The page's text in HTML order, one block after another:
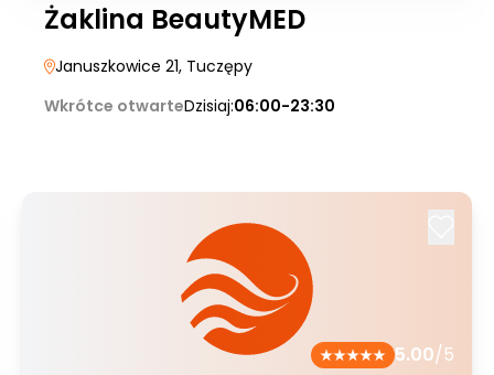
Żaklina BeautyMED
Januszkowice 21, Tuczępy
Wkrótce otwarteDzisiaj:06:00-23:30
5.00/5